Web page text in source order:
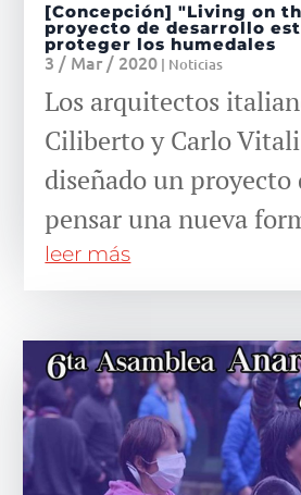
[Concepción] "Living on
proyecto de desarrollo
proteger los humedales
3 / Mar / 2020 | Noticias
Los arquitectos
Ciliberto y Carlo
diseñado un
pensar una nueva
leer más